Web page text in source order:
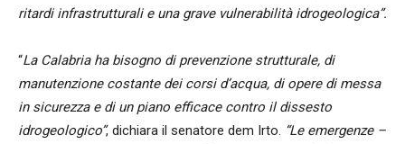
ritardi infrastrutturali e una grave vulnerabilità idrogeologica”.
“La Calabria ha bisogno di prevenzione strutturale, di
manutenzione costante dei corsi d’acqua, di opere di messa
in sicurezza e di un piano efficace contro il dissesto
idrogeologico”, dichiara il senatore dem Irto. “Le emergenze –